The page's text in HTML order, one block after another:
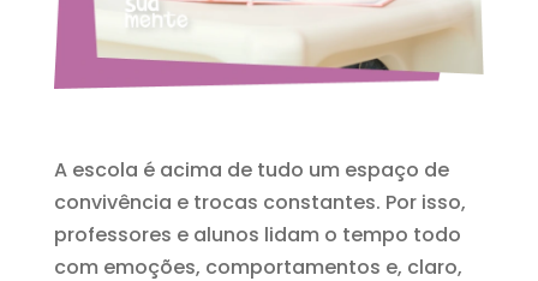
A escola é acima de tudo um espaço de
convivência e trocas constantes. Por isso,
professores e alunos lidam o tempo todo
com emoções, comportamentos e, claro,